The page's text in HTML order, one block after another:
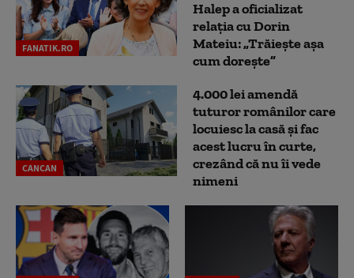
FANATIK.RO
Halep a oficializat
relația cu Dorin
Mateiu: „Trăiește așa
cum dorește”
CANCAN
4.000 lei amendă
tuturor românilor care
locuiesc la casă și fac
acest lucru în curte,
crezând că nu îi vede
nimeni